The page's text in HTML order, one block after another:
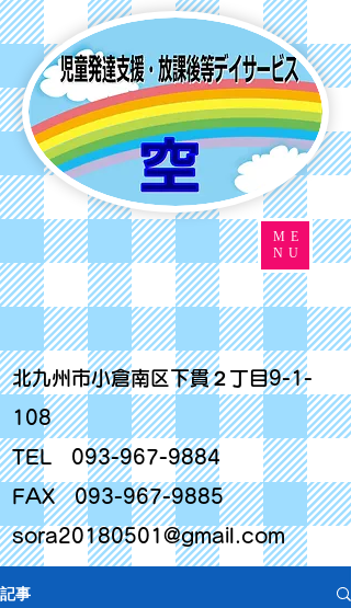
北九州市小倉南区下貫２丁目9-1-
108
TEL
093-967-9884
FAX093-967-9885
sora20180501@gmail.com
ME
NU
記事